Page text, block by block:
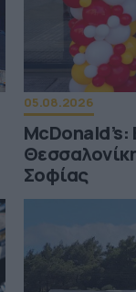
05.08.2026
Σοφίας